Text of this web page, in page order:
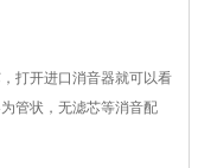
打开进口消音器就可以看
管状，无滤芯等消音配